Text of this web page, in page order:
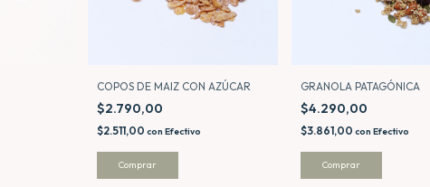
COPOS DE MAIZ CON AZÚCAR
$2.790,00
$2.511,00 con Efectivo
Comprar
GRANOLA PATAGÓNICA
$4.290,00
$3.861,00 con Efectivo
Comprar